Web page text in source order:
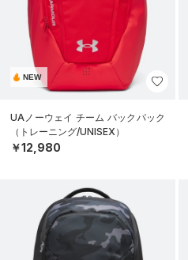
NEW
UAノーウェイ チーム バックパック
（トレーニング/UNISEX）
￥12,980